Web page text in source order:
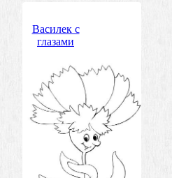
Василек с
глазами